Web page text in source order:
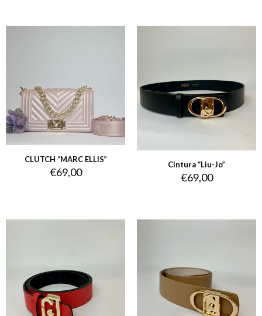
CLUTCH “MARC ELLIS”
€69,00
Cintura “Liu-Jo”
€69,00